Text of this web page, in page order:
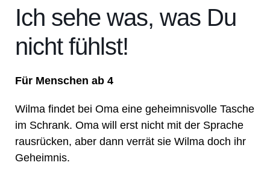
Ich sehe was, was Du
nicht fühlst!
Für Menschen ab 4
Wilma findet bei Oma eine geheimnisvolle Tasche
im Schrank. Oma will erst nicht mit der Sprache
rausrücken, aber dann verrät sie Wilma doch ihr
Geheimnis.